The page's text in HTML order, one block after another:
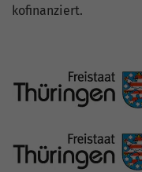
kofinanziert.